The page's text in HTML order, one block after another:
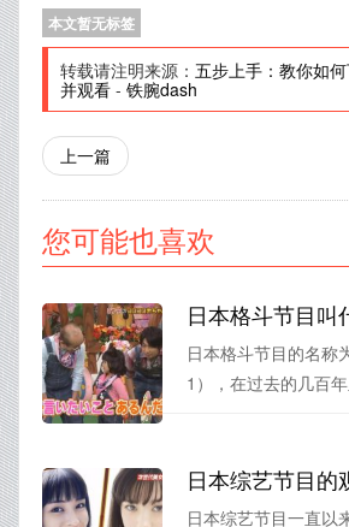
本文暂无标签
转载请注明来源： 五步上手：教你如
并观看 - 铁腕dash
上一篇
您可能也喜欢
日本格斗节目的名称
1），在过去的几百
日本综艺节目一直以